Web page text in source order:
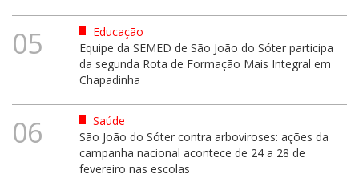
05
Educação
Equipe da SEMED de São João do Sóter participa
da segunda Rota de Formação Mais Integral em
Chapadinha
06
Saúde
São João do Sóter contra arboviroses: ações da
campanha nacional acontece de 24 a 28 de
fevereiro nas escolas